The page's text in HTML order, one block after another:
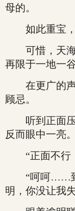
母的。
如此重宝，
可惜，天海
再限于一地一谷
在更广的声
顾忌。
听到正面压
反而眼中一亮。
“正面不行，
“呵呵……到
明，你没让我